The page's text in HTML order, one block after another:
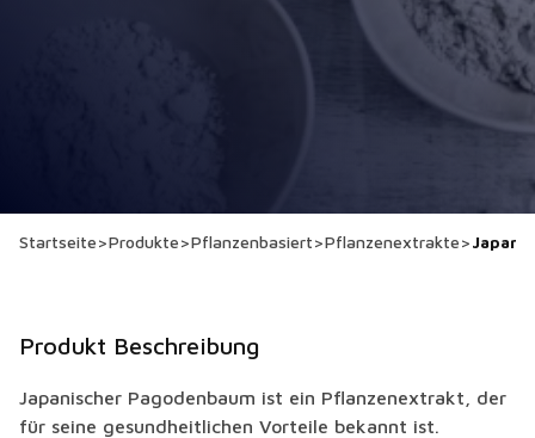
Startseite>Produkte>Pflanzenbasiert>Pflanzenextrakte>
Produkt Beschreibung
Japanischer Pagodenbaum ist ein Pflanzenextrakt, der
für seine gesundheitlichen Vorteile bekannt ist.